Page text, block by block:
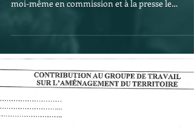
Rapport du Groupe de travail sur
d'information présenté par M. Hervé Maurey et
moi-même en commission et à la presse le
mercredi...